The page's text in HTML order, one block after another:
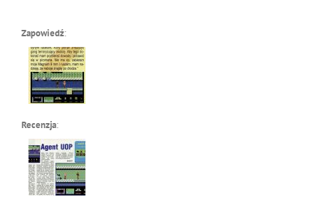
Zapowiedź:
Recenzja: